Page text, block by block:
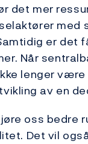
det mer
med
er det
Når
lenger
av en
oss
Det vil